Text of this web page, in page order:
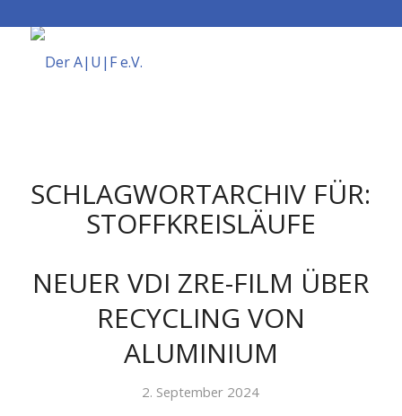
SCHLAGWORTARCHIV FÜR:
STOFFKREISLÄUFE
NEUER VDI ZRE-FILM ÜBER
RECYCLING VON
ALUMINIUM
2. September 2024